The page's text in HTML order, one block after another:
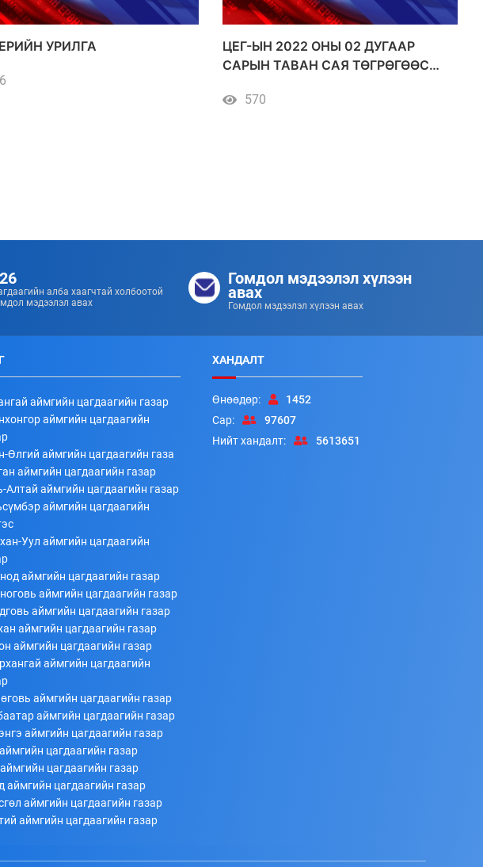
УРИЛГА
ЦЕГ-ЫН 2022 ОНЫ 02 ДУГААР
САРЫН ТАВАН САЯ ТӨГРӨГӨӨС
ХУДАЛДАН АВАЛТ
570
алба хаагчтай холбоотой
мэдээлэл авах
Гомдол мэдээлэл хүлээн
авах
Гомдол мэдээлэл хүлээн авах
аймгийн цагдаагийн газар
аймгийн цагдаагийн
Өлгий аймгийн цагдаагийн газа
аймгийн цагдаагийн газар
Алтай аймгийн цагдаагийн газар
аймгийн цагдаагийн
Уул аймгийн цагдаагийн
аймгийн цагдаагийн газар
аймгийн цагдаагийн газар
аймгийн цагдаагийн газар
аймгийн цагдаагийн газар
аймгийн цагдаагийн газар
аймгийн цагдаагийн
аймгийн цагдаагийн газар
аймгийн цагдаагийн газар
аймгийн цагдаагийн газар
цагдаагийн газар
цагдаагийн газар
аймгийн цагдаагийн газар
аймгийн цагдаагийн газар
аймгийн цагдаагийн газар
ХАНДАЛТ
Өнөөдөр:
1452
Сар:
97607
Нийт хандалт:
5613651